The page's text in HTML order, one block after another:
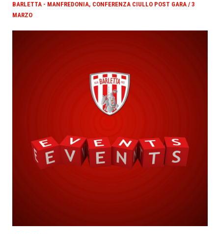
BARLETTA - MANFREDONIA, CONFERENZA CIULLO POST GARA / 3
MARZO